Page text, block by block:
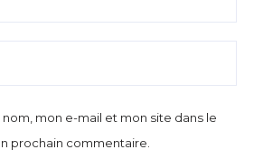
mon e-mail et mon site dans le
prochain commentaire.